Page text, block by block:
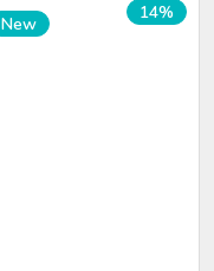
14%
New